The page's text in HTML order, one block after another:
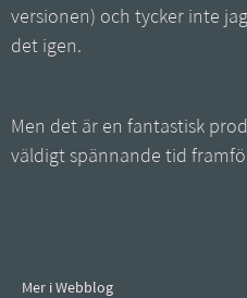
versionen) och tycker inte
det igen.
Men det är en fantastisk
väldigt spännande tid
Mer i Webblog